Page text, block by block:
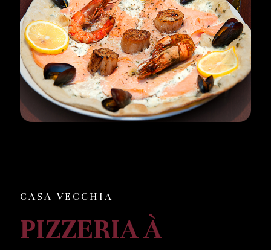
CASA VECCHIA
PIZZERIA À